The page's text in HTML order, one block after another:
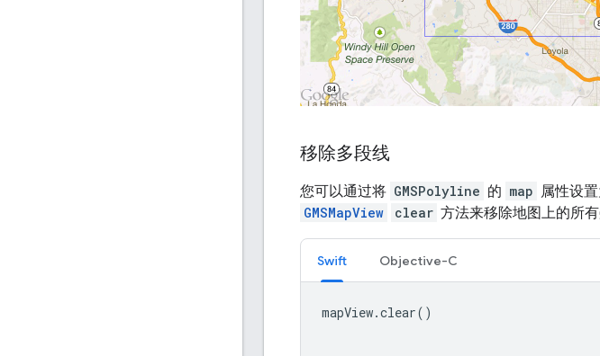
移除多段线
您可以通过将 GMSPolyline 的 map 属性设
GMSMapView
clear 方法来移除地图上的所
Swift Objective-C
mapView.clear()